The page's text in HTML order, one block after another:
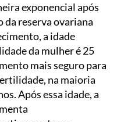
exponencial após
da reserva ovariana
a idade
da mulher é 25
mais seguro para
na maioria
Após essa idade, a